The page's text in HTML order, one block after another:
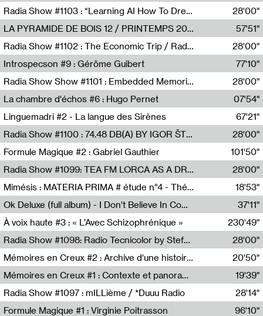
Nathalie Lacroix,Selim-a Attalah Chettaoui
Radia Show #1103 : “Learning AI How To Dream” by Sebastian Dingens (Radio Campus Bruxelles)
Radio Campus Bruxelles
28'00"
LA PYRAMIDE DE BOIS 12 / PRINTEMPS 2026
Sammy Stein
57'51"
Radia Show #1102 : The Economic Trip / Radio Grenouille
Radio Grenouille
28'00"
Introspecson #9 : Gérôme Guibert
Pierre Henry,Gérôme Guibert
77'10"
Radia Show Show #1101 : Embedded Memories by Jimmy Peggie / radioart106
Jimmy Peggie,radioart106
28'00"
La chambre d'échos #6 : Hugo Pernet
Revue Les Chambres,Hugo Pernet
07'54"
Linguemadri #2 - La langue des Sirènes
Meris Angioletti
67'21"
Radia Show #1100 : 74.48 DB(A) BY IGOR ŠTROMAJER FOR RADIO X
radio x
28'00"
Formule Magique #2 : Gabriel Gauthier
Nathalie Lacroix,Gabriel Gauthier
101'50"
Radia Show #1099: TEA FM LORCA AS A DREAM
TEAFM
28'00"
Mimésis : MATERIA PRIMA # étude n°4 - Théâtre de l’Aquarium
Francesco Russo,Scuola della Crisi
18'53"
Ok Deluxe (full album) - I Don't Believe In Computing
37'11"
À voix haute #3 : « L’Avec Schizophrénique »
230'49"
Radia Show #1098: Radio Tecnicolor by Stefan Nussbaumer & Georg Zichy (Radio Orange 94.0)
Radio Orange 94.0
28'00"
Mémoires en Creux #2 : Archive d'une histoire artistique
Sophie Auger-Grappin
20'50"
Mémoires en Creux #1 : Contexte et panorama
Sophie Auger-Grappin
19'39"
Radia Show #1097 : mILLième / *Duuu Radio
28'14"
Formule Magique #1 : Virginie Poitrasson
96'10"